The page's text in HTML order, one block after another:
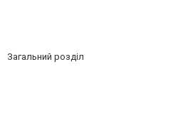
Загальний розділ